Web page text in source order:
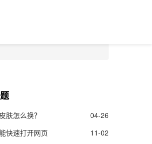
肤怎么换？
04-26
快速打开网页
11-02